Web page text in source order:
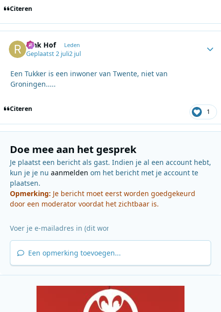
Citeren
Rink Hof Leden
Geplaatst2 juli2 jul
Een Tukker is een inwoner van Twente, niet van
Groningen.....
Citeren 1
Doe mee aan het gesprek
Je plaatst een bericht als gast. Indien je al een account hebt,
kun je je nu aanmelden om het bericht met je account te
plaatsen.
Opmerking: Je bericht moet eerst worden goedgekeurd
door een moderator voordat het zichtbaar is.
Een opmerking toevoegen...